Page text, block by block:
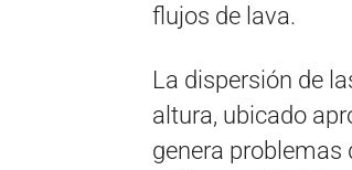
flujos de lava.
La dispersión de
altura, ubicado
genera problemas